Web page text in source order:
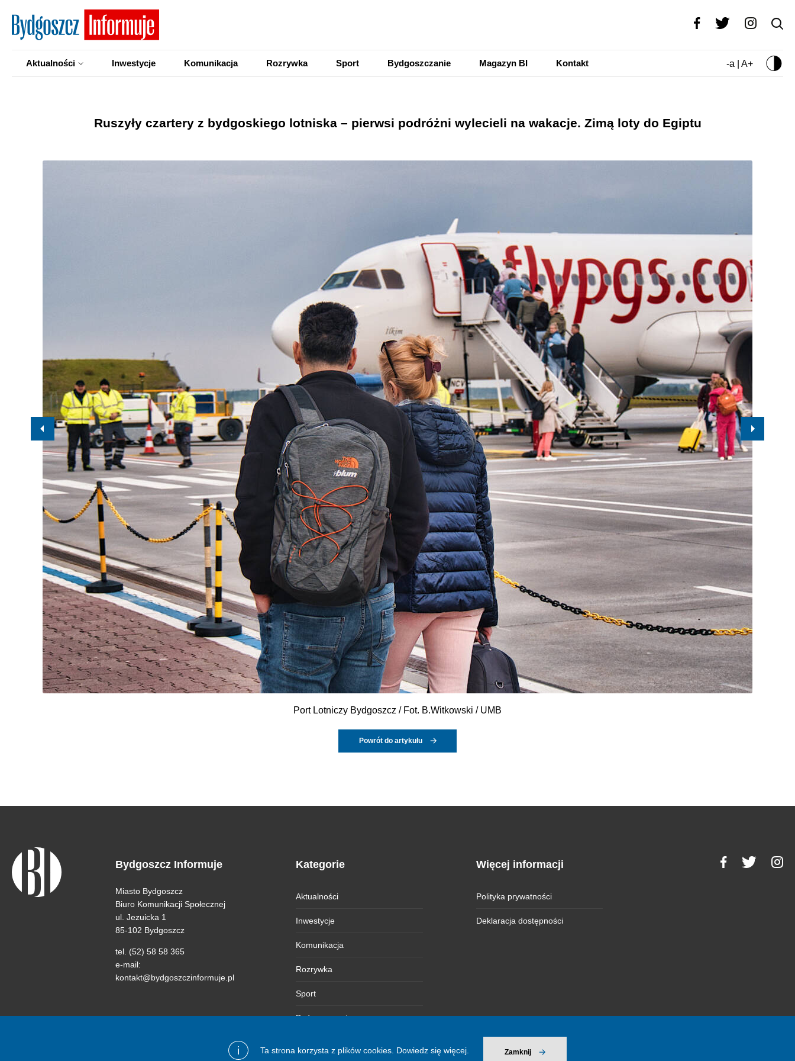
i Ta strona korzysta z plików cookies. Dowiedz się więcej. Zamknij
Aktualności Inwestycje Komunikacja Rozrywka Sport Bydgoszczanie Magazyn BI Kontakt -a | A+
Ruszyły czartery z bydgoskiego lotniska – pierwsi podróżni wylecieli na wakacje. Zimą loty do Egiptu
Port Lotniczy Bydgoszcz / Fot. B.Witkowski / UMB
Powrót do artykułu
Bydgoszcz Informuje
Miasto Bydgoszcz
Biuro Komunikacji Społecznej
ul. Jezuicka 1
85-102 Bydgoszcz
tel. (52) 58 58 365
e-mail:
kontakt@bydgoszczinformuje.pl
Kategorie
Aktualności
Inwestycje
Komunikacja
Rozrywka
Sport
Bydgoszczanie
Więcej informacji
Polityka prywatności
Deklaracja dostępności